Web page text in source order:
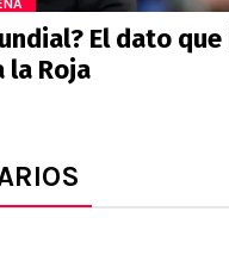
El dato
la Roja